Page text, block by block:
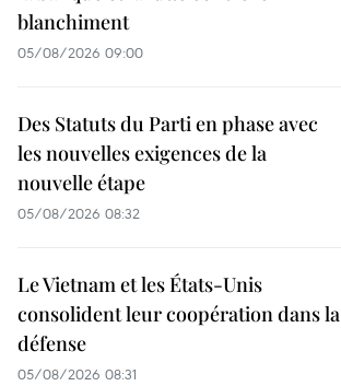
blanchiment
05/08/2026 09:00
Des Statuts du Parti en phase avec
les nouvelles exigences de la
nouvelle étape
05/08/2026 08:32
Le Vietnam et les États-Unis
consolident leur coopération dans la
défense
05/08/2026 08:31